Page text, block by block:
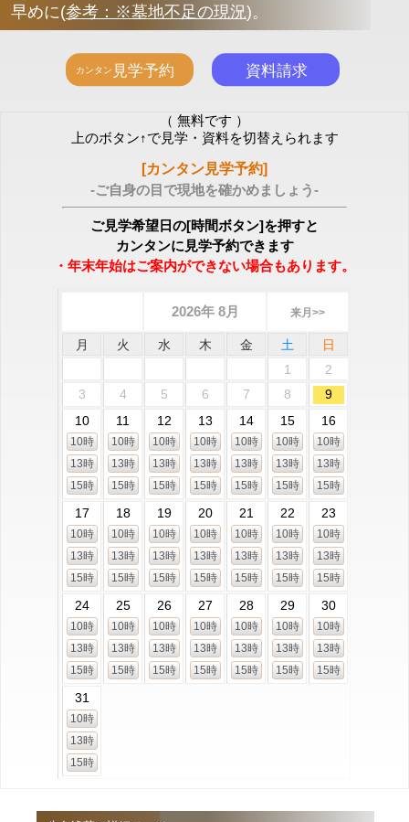
早めに(参考：※墓地不足の現況)。
（ 無料です ）
上のボタン↑で見学・資料を切替えられます
[カンタン見学予約]
-ご自身の目で現地を確かめましょう-
ご見学希望日の[時間ボタン]を押すと
カンタンに見学予約できます
・年末年始はご案内ができない場合もあります。
2026年 8月 来月>>
月 火 水 木 金 土
日
1
2
3
4 5 6 7 8
9
10
10時
13時
15時
11
10時
13時
15時
12
10時
13時
15時
13
10時
13時
15時
14
10時
13時
15時
15
10時
13時
15時
16
10時
13時
15時
17
10時
13時
15時
18
10時
13時
15時
19
10時
13時
15時
20
10時
13時
15時
21
10時
13時
15時
22
10時
13時
15時
23
10時
13時
15時
24
10時
13時
15時
25
10時
13時
15時
26
10時
13時
15時
27
10時
13時
15時
28
10時
13時
15時
29
10時
13時
15時
30
10時
13時
15時
31
10時
13時
15時